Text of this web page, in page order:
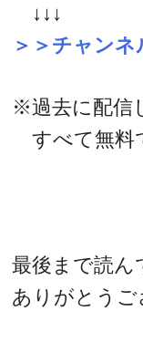
↓↓↓
＞＞チャン
※過去に配信
すべて無料
最後まで読ん
ありがとうご